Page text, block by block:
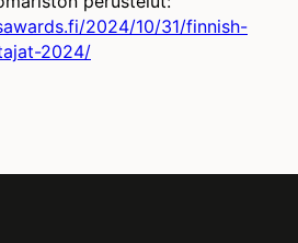
2024/10/31/finnish-
2024/